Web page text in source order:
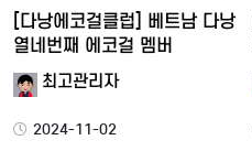
[다낭에코걸클럽] 베트남 다낭
열네번째 에코걸 멤버
최고관리자
2024-11-02